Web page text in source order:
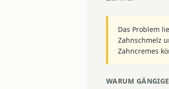
Das Problem
Zahnschmelz
Zahncremes
WARUM